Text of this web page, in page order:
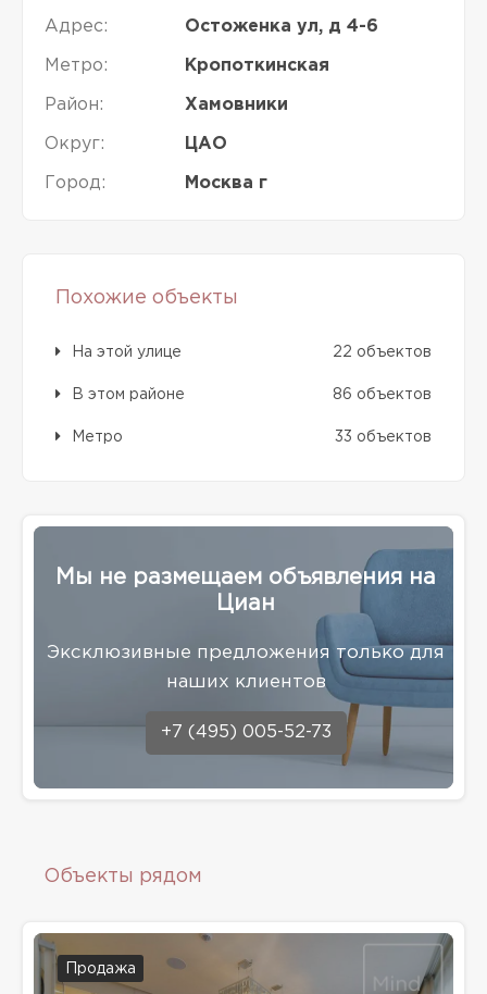
Адрес: Остоженка ул, д 4-6
Метро: Кропоткинская
Район: Хамовники
Округ: ЦАО
Город: Москва г
Похожие объекты
На этой улице 22 объектов
В этом районе 86 объектов
Метро 33 объектов
Мы не размещаем объявления на
Циан
Эксклюзивные предложения только для
наших клиентов
+7 (495) 005-52-73
Объекты рядом
Продажа